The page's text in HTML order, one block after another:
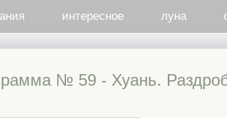
интересное луна
№ 59 - Хуань.